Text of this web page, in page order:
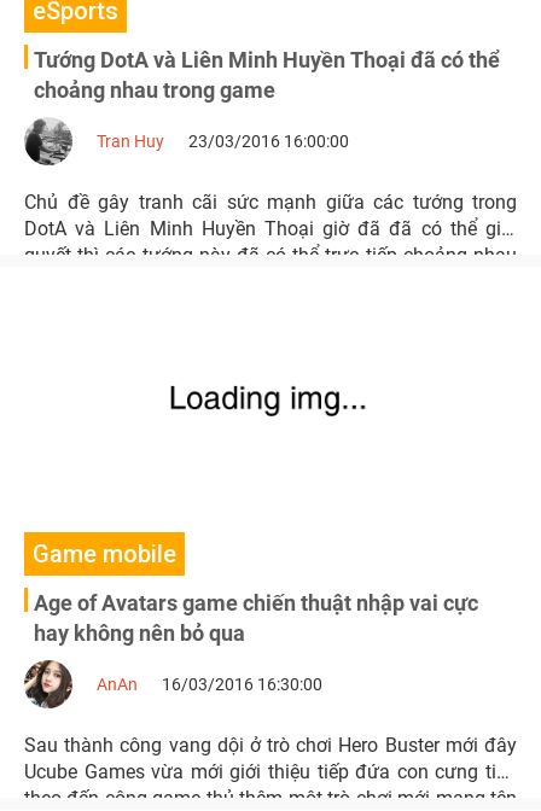
eSports
Tướng DotA và Liên Minh Huyền Thoại đã có thể
choảng nhau trong game
Tran Huy 23/03/2016 16:00:00
Chủ đề gây tranh cãi sức mạnh giữa các tướng trong
DotA và Liên Minh Huyền Thoại giờ đã đã có thể giải
quyết thì các tướng này đã có thể trực tiếp choảng nhau
Game mobile
Age of Avatars game chiến thuật nhập vai cực
hay không nên bỏ qua
AnAn 16/03/2016 16:30:00
Sau thành công vang dội ở trò chơi Hero Buster mới đây
Ucube Games vừa mới giới thiệu tiếp đứa con cưng tiếp
theo đến cộng game thủ thêm một trò chơi mới mang tên